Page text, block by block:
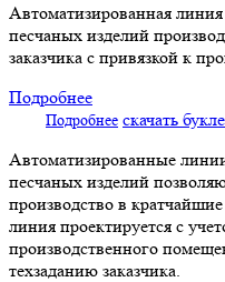
Автоматизированная
песчаных изделий
заказчика с привязкой к
Подробнее
Подробнее скачать
Автоматизированные
песчаных изделий
производство в
линия проектируется с
производственного
техзаданию заказчика.